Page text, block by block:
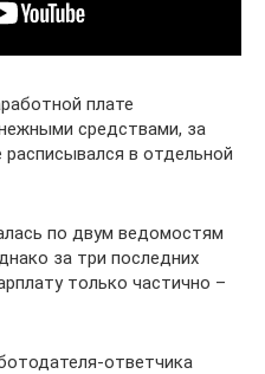
плате
средствами, за
в отдельной
по двум ведомостям
за три последних
только частично –
ответчика